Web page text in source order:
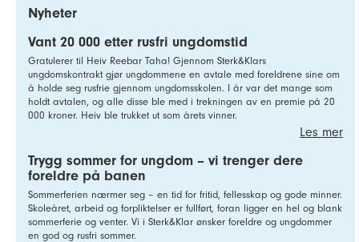
Nyheter
Vant 20 000 etter rusfri ungdomstid
Gratulerer til Heiv Reebar Taha! Gjennom Sterk&Klars
ungdomskontrakt gjør ungdommene en avtale med foreldrene sine om
å holde seg rusfrie gjennom ungdomsskolen. I år var det mange som
holdt avtalen, og alle disse ble med i trekningen av en premie på 20
000 kroner. Heiv ble trukket ut som årets vinner.
Les mer
Trygg sommer for ungdom – vi trenger dere
foreldre på banen
Sommerferien nærmer seg – en tid for fritid, fellesskap og gode minner.
Skoleåret, arbeid og forpliktelser er fullført, foran ligger en hel og blank
sommerferie og venter. Vi i Sterk&Klar ønsker foreldre og ungdommer
en god og rusfri sommer.